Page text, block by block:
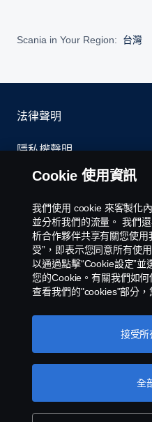
Scania in Your Region: 台灣
法律聲明
隱私權聲明
聯絡我們
環境政策
Cookies Policy
Cookie 設定
Scania 銷售和服務台灣子公司
有 © Copyright Scania 2025
Cookie 使用資訊
我們使用 cookie 來客製化
並分析我們的流量。 我們
析合作夥伴共享有關您使用
受”，即表示您同意所有使
以通過點擊“Cookie設定”
您的Cookie。有關我們如
查看我們的"cookies"部分
全
接受所